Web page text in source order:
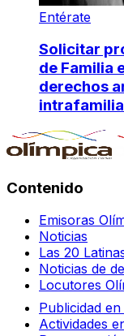
Entérate
Solicitar
de Familia
derechos
Contenido
Emisoras
Noticias
Las 20
Noticias de
Locutores
Publicidad
Actividades